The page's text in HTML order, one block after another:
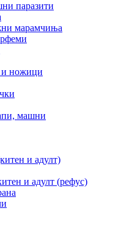
паразити
марамчиња
ножици
машни
и адулт)
и адулт (рефус)